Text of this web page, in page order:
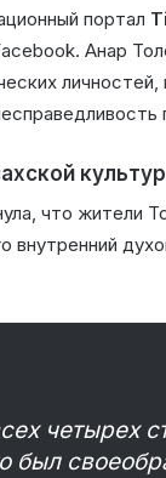
портал
Анар
что жители
внутренний
четырех
был